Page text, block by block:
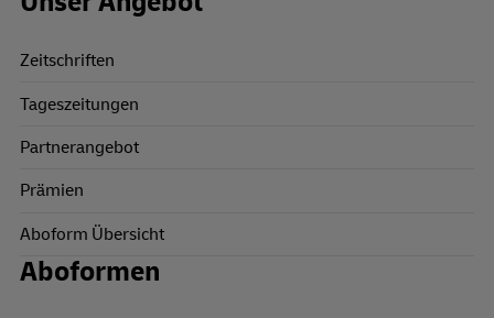
Zeitschriften
Tageszeitungen
Partnerangebot
Prämien
Aboform Übersicht
Aboformen